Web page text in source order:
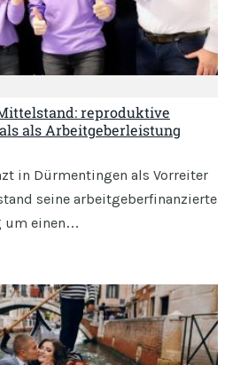
reproduktive
als Arbeitgeberleistung
in Dürmentingen als Vorreiter
seine arbeitgeberfinanzierte
um einen…